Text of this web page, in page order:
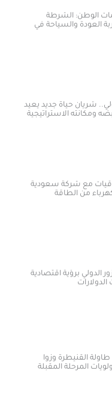
في
جديد يعيد
شركة سعودية
اقتصادية
وزوا
المقبلة